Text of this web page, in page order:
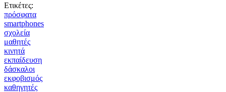
Ετικέτες:
πρόσφατα
smartphones
σχολεία
μαθητές
κινητά
εκπαίδευση
δάσκαλοι
εκφοβισμός
καθηγητές